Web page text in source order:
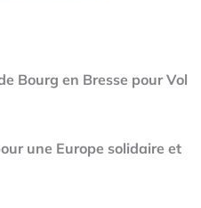
Bourg en Bresse pour Vol
une Europe solidaire et